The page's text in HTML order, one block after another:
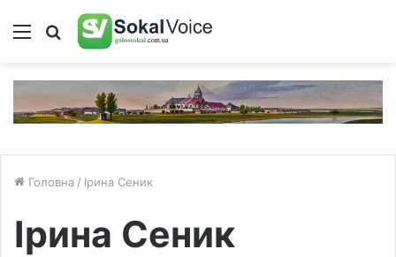
Меню Пошук
Головна / Ірина Сеник
Ірина Сеник